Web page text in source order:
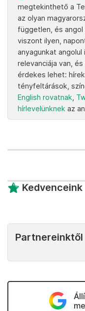
megtekinthető a
az olyan
független, és angol
viszont ilyen,
anyagunkat
relevanciája van,
érdekes lehet:
tényfeltárások,
English rovatnak
hírlevelünknek az
Kedvenceink
Partnereinktől